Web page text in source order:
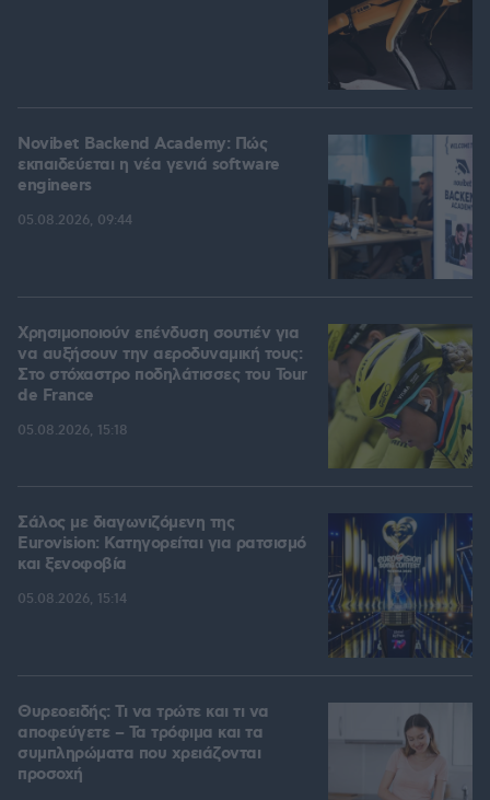
Novibet Backend Academy: Πώς
εκπαιδεύεται η νέα γενιά software
engineers
05.08.2026, 09:44
Χρησιμοποιούν επένδυση σουτιέν για
να αυξήσουν την αεροδυναμική τους:
Στο στόχαστρο ποδηλάτισσες του Tour
de France
05.08.2026, 15:18
Σάλος με διαγωνιζόμενη της
Eurovision: Κατηγορείται για ρατσισμό
και ξενοφοβία
05.08.2026, 15:14
Θυρεοειδής: Τι να τρώτε και τι να
αποφεύγετε – Τα τρόφιμα και τα
συμπληρώματα που χρειάζονται
προσοχή